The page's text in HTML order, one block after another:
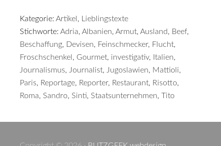
Kategorie: Artikel ,
Lieblingstexte
Stichworte: Adria, Albanien, Armut, Ausland, Beef,
Beschaffung, Devisen, Feinschmecker, Flucht,
Froschschenkel , Gourmet, investigativ, Italien,
Journalismus, Journalist, Jugoslawien, Mattioli,
Paris, Reportage, Reporter, Restaurant, Risotto,
Roma, Sandro, Sinti, Staatsunternehmen, Tito